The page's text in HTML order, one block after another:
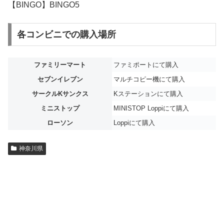
【BINGO】BINGO5
各コンビニでの購入場所
ファミリーマート
ファミポートにて購入
セブンイレブン
マルチコピー機にて購入
サークルKサンクス
Kステーションにて購入
ミニストップ
MINISTOP Loppiにて購入
ローソン
Loppiにて購入
神奈川県